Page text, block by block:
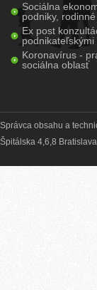
Sociálna
podniky,
Ex post
podnikateľskými
Koronavírus -
sociálna oblasť
Správca obsahu a
Špitálska 4,6,8